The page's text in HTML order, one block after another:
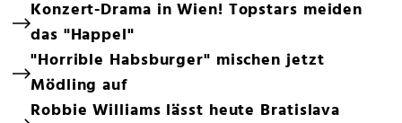
Konzert-Drama in Wien! Topstars meiden
das "Happel"
"Horrible Habsburger" mischen jetzt
Mödling auf
Robbie Williams lässt heute Bratislava